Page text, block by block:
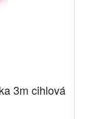
3m cihlová